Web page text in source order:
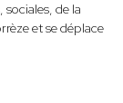
de la
et se déplace